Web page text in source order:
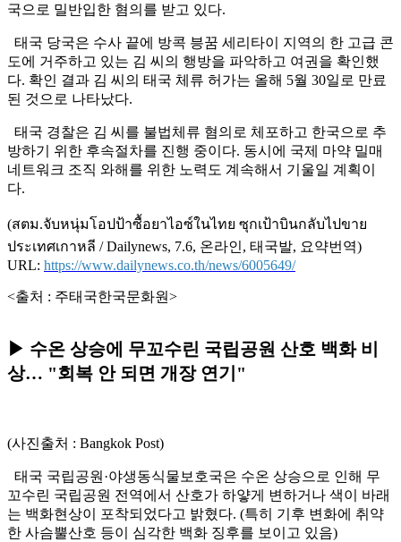
국으로 밀반입한 혐의를 받고 있다.
태국 당국은 수사 끝에 방콕 븡꿈 세리타이 지역의 한 고급 콘
도에 거주하고 있는 김 씨의 행방을 파악하고 여권을 확인했
다. 확인 결과 김 씨의 태국 체류 허가는 올해 5월 30일로 만료
된 것으로 나타났다.
태국 경찰은 김 씨를 불법체류 혐의로 체포하고 한국으로 추
방하기 위한 후속절차를 진행 중이다. 동시에 국제 마약 밀매
네트워크 조직 와해를 위한 노력도 계속해서 기울일 계획이
다.
(สตม.จับหนุ่มโอปป้าซื้อยาไอซ์ในไทย ซุกเป้าบินกลับไปขาย
ประเทศเกาหลี / Dailynews, 7.6, 온라인, 태국발, 요약번역)
URL: https://www.dailynews.co.th/news/6005649/
<출처 : 주태국한국문화원>
▶ 수온 상승에 무꼬수린 국립공원 산호 백화 비
상… "회복 안 되면 개장 연기"
(사진출처 : Bangkok Post)
태국 국립공원·야생동식물보호국은 수온 상승으로 인해 무
꼬수린 국립공원 전역에서 산호가 하얗게 변하거나 색이 바래
는 백화현상이 포착되었다고 밝혔다. (특히 기후 변화에 취약
한 사슴뿔산호 등이 심각한 백화 징후를 보이고 있음)